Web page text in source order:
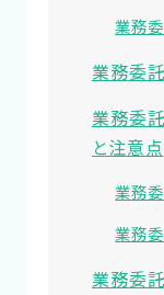
業務
業務委
業務委
と注意点
業務
業務
業務委